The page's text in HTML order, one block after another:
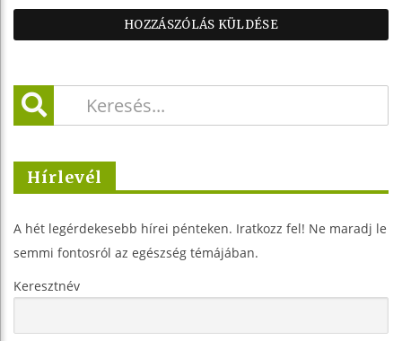
Hírlevél
A hét legérdekesebb hírei pénteken. Iratkozz fel! Ne maradj le
semmi fontosról az egészség témájában.
Keresztnév